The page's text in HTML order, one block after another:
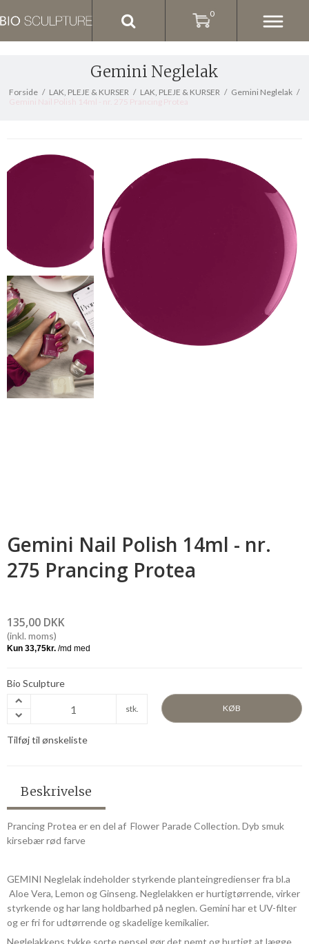
Gemini Neglelak
Forside / LAK, PLEJE & KURSER / LAK, PLEJE & KURSER / Gemini Neglelak /
Gemini Nail Polish 14ml - nr. 275 Prancing Protea
Gemini Nail Polish 14ml - nr.
275 Prancing Protea
135,00 DKK
(inkl. moms)
Bio Sculpture
stk. KØB
Tilføj til ønskeliste
Beskrivelse
Prancing Protea er en del af Flower Parade Collection. Dyb smuk
kirsebær rød farve
GEMINI Neglelak indeholder styrkende planteingredienser fra bl.a
Aloe Vera, Lemon og Ginseng. Neglelakken er hurtigtørrende, virker
styrkende og har lang holdbarhed på neglen. Gemini har et UV-filter
og er fri for udtørrende og skadelige kemikalier.
Neglelakkens tykke sorte pensel gør det nemt og hurtigt at lægge
0